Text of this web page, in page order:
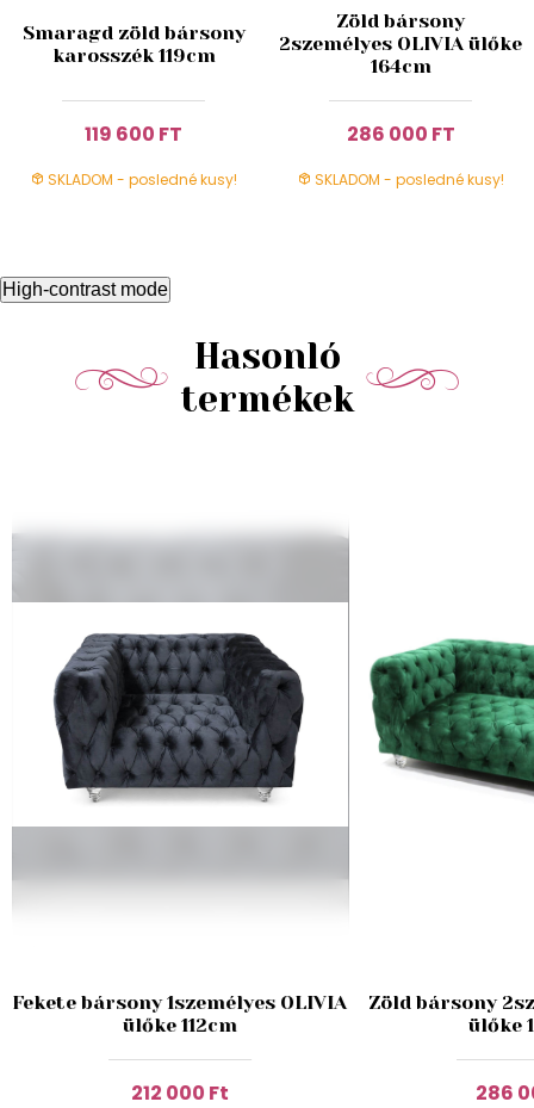
Smaragd zöld bársony
karosszék 119cm
119 600 FT
SKLADOM - posledné kusy!
Zöld bársony
2személyes OLIVIA ülőke
164cm
286 000 FT
SKLADOM - posledné kusy!
High-contrast mode
Hasonló
termékek
Fekete bársony 1személyes OLIVIA
ülőke 112cm
212 000 Ft
Zöld bársony
ülőke
286